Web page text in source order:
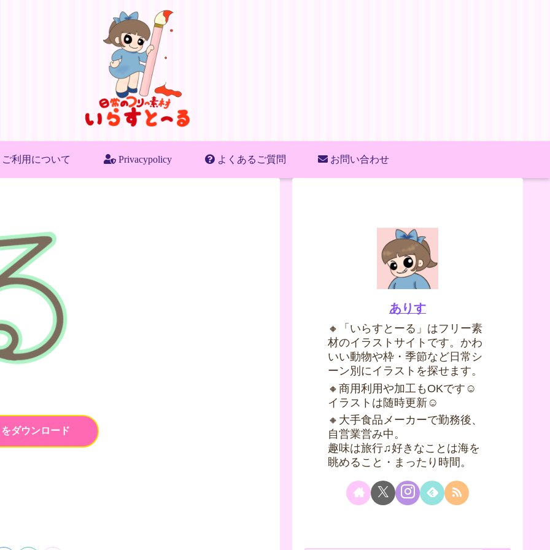
ご利用について Privacypolicy よくあるご質問 お問い合わせ
ダウンロード
ありす
🔸「いらすとーる」はフリー素
材のイラストサイトです。かわ
いい動物や枠・季節など日常シ
ーン別にイラストを探せます。
🔸商用利用や加工もOKです☺
イラストは随時更新☺
🔸大手食品メーカーで勤務後、
自営業営み中。
趣味は旅行♫好きなことは海を
眺めること・まったり時間。